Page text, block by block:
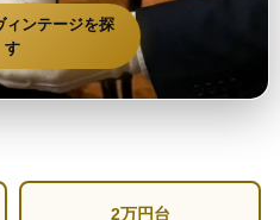
ィンテージを探
す
2万円台